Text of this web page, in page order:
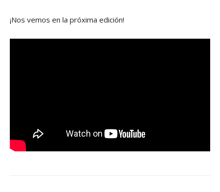
¡Nos vemos en la próxima edición!